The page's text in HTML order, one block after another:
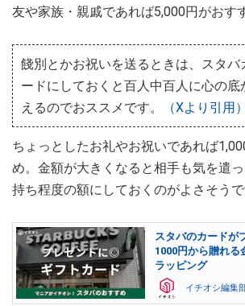
友や家族・親戚であれば5,000円がおす
餞別とかお祝いを送るときは、スタバ
ードにしておくと百人中百人に心の底
えるのでおススメです。
（Xより引用）
ちょっとしたお礼やお祝いであれば
め。金額が大きくなると相手も気を遣
持ち程度の額にしておくのがよさそうで
スタバのカードが
1000円から贈れる
ラッピング
イチオシ編集